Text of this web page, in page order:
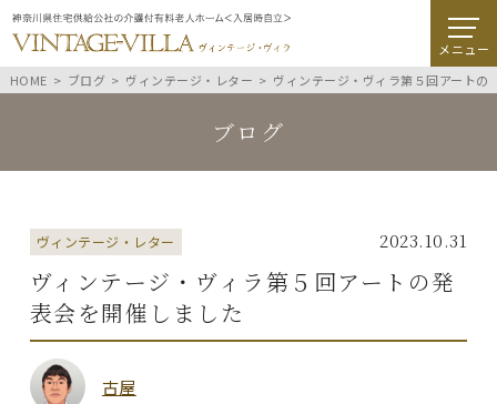
メニュー
HOME
ブログ ヴィンテージ・レター ヴィンテージ・ヴィラ第５回アートの
ブログ
ヴィンテージ・レター 2023.10.31
ヴィンテージ・ヴィラ第５回アートの発
表会を開催しました
古屋